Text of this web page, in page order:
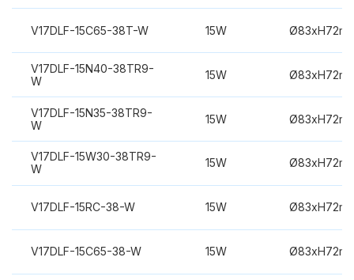
V17DLF-15C65-38T-W 15W
V17DLF-15N40-38TR9-
W
15W
V17DLF-15N35-38TR9-
W
15W
V17DLF-15W30-38TR9-
W
15W
V17DLF-15RC-38-W 15W
V17DLF-15C65-38-W 15W